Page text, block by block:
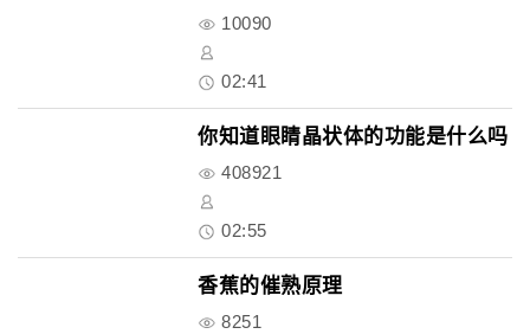
10090
02:41
你知道眼睛晶状体的功能是什么吗
408921
02:55
香蕉的催熟原理
8251